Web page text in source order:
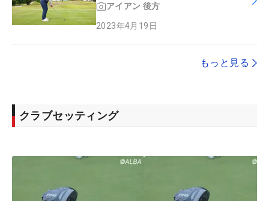
アイアン 後方
2023年4月19日
もっと見る
クラブセッティング